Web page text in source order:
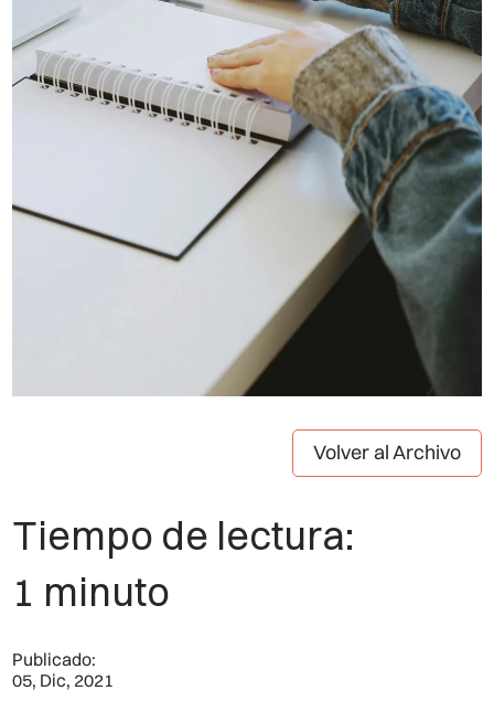
Volver al Archivo
Tiempo de lectura:
1 minuto
Publicado:
05, Dic, 2021